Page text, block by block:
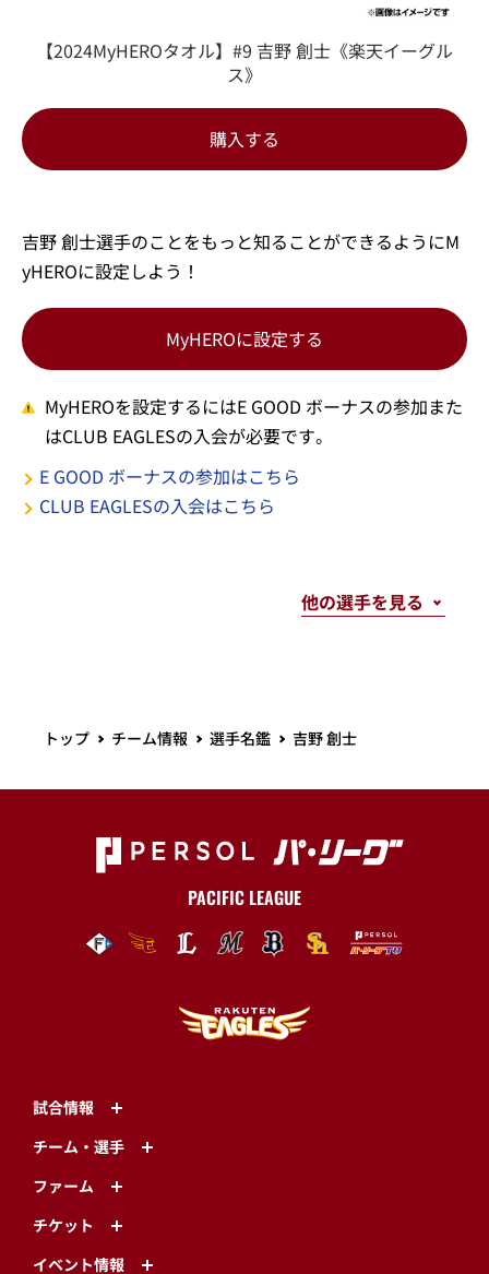
【2024MyHEROタオル】#9 吉野 創士《楽天イーグル
ス》
購入する
吉野 創士選手のことをもっと知ることができるようにM
yHEROに設定しよう！
MyHEROに設定する
MyHEROを設定するにはE GOOD ボーナスの参加また
はCLUB EAGLESの入会が必要です。
E GOOD ボーナスの参加はこちら
CLUB EAGLESの入会はこちら
トップ チーム情報 選手名鑑 吉野 創士
PACIFIC LEAGUE
試合情報
チーム・選手
ファーム
チケット
イベント情報